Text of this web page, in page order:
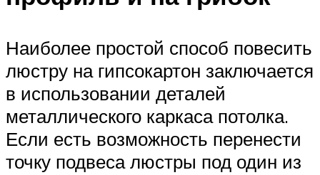
Наиболее простой способ повесить
люстру на гипсокартон заключается
в использовании деталей
металлического каркаса потолка.
Если есть возможность перенести
точку подвеса люстры под один из